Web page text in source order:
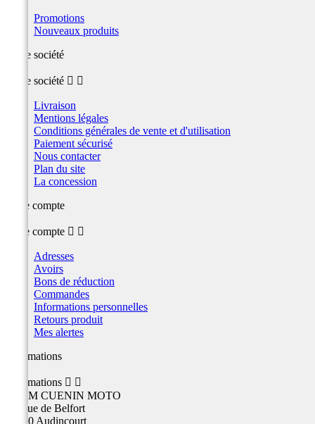
Promotions
Nouveaux produits
Notre société
Notre société  
Livraison
Mentions légales
Conditions générales de vente et d'utilisation
Paiement sécurisé
Nous contacter
Plan du site
La concession
Votre compte
Votre compte  
Adresses
Avoirs
Bons de réduction
Commandes
Informations personnelles
Retours produit
Mes alertes
Informations
Informations  
TEAM CUENIN MOTO
26 Rue de Belfort
25400 Audincourt